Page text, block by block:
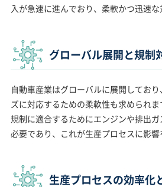
入が急速に進んでおり、柔軟かつ迅速な
グローバル展開と規制
自動車産業はグローバルに展開してお
ズに対応するための柔軟性も求められ
規制に適合するためにエンジンや排出
必要であり、これが生産プロセスに影響
生産プロセスの効率化